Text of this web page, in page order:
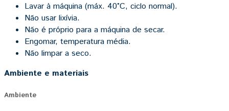
Lavar à máquina (máx. 40°C, ciclo normal).
Não usar lixívia.
Não é próprio para a máquina de secar.
Engomar, temperatura média.
Não limpar a seco.
Ambiente e materiais
Ambiente